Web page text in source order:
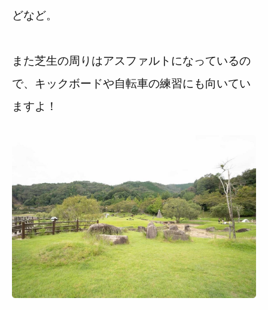
どなど。
また芝生の周りはアスファルトになっているの
で、キックボードや自転車の練習にも向いてい
ますよ！